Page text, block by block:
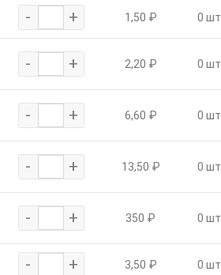
- + 1,50 ₽ 0 шт.
- + 2,20 ₽ 0 шт.
- + 6,60 ₽ 0 шт.
- + 13,50 ₽ 0 шт.
- + 350 ₽ 0 шт.
- + 3,50 ₽ 0 шт.